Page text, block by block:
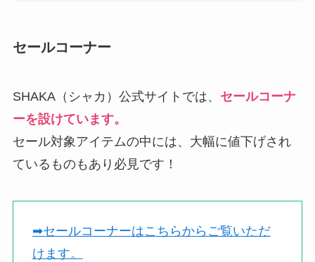
セールコーナー
SHAKA（シャカ）公式サイトでは、 セールコーナ
ーを設けています。
セール対象アイテムの中には、大幅に値下げされ
ているものもあり必見です！
➡︎セールコーナーはこちらからご覧いただ
けます。